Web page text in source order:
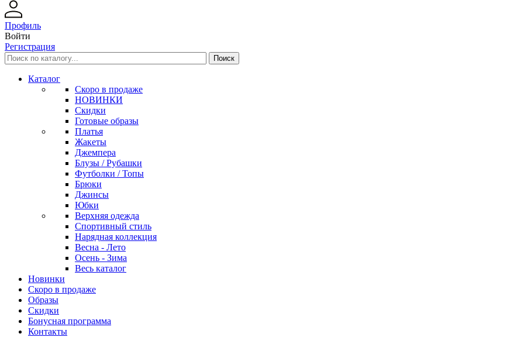
Профиль
Войти
Регистрация
Каталог
Скоро в продаже
НОВИНКИ
Скидки
Готовые образы
Платья
Жакеты
Джемпера
Блузы / Рубашки
Футболки / Топы
Брюки
Джинсы
Юбки
Верхняя одежда
Спортивный стиль
Нарядная коллекция
Весна - Лето
Осень - Зима
Весь каталог
Новинки
Скоро в продаже
Образы
Скидки
Бонусная программа
Контакты